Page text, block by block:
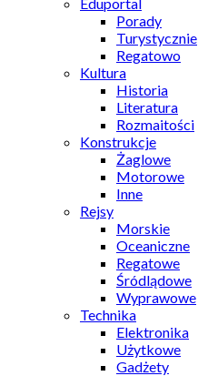
Porady
Turystycznie
Regatowo
Kultura
Historia
Literatura
Rozmaitości
Konstrukcje
Żaglowe
Motorowe
Inne
Rejsy
Morskie
Oceaniczne
Regatowe
Śródlądowe
Wyprawowe
Technika
Elektronika
Użytkowe
Gadżety